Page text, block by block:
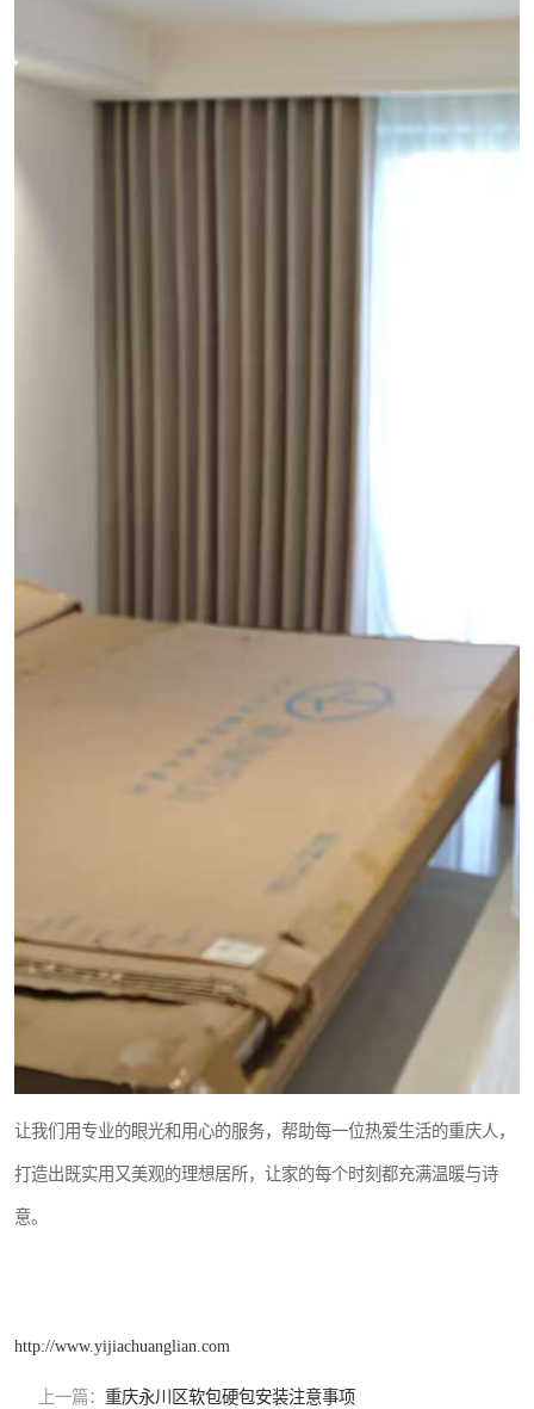
让我们用专业的眼光和用心的服务，帮助每一位热爱生活的重庆人，
打造出既实用又美观的理想居所，让家的每个时刻都充满温暖与诗
意。
http://www.yijiachuanglian.com
上一篇： 重庆永川区软包硬包安装注意事项